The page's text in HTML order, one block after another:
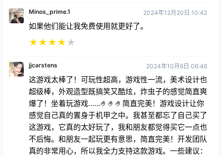
Minos_prime.1 2024年12月20日 10:42
如果他们能让我免费使用就更好了。
★★★★★
jjcarstens 2024年10月6日 06:46
这游戏太棒了！可玩性超高，游戏性一流，美术设计也
超级棒，外观造型既搞笑又酷炫，炸虫子的感觉简直爽
爆了！坐着玩游戏……🤌🤌🤌简直完美！游戏设计让你
感觉自己真的置身于机甲之中。我甚至都忘了自己买了
这游戏，它真的太好玩了，我和朋友都觉得买它一点也
不后悔。和朋友一起玩更有意思，简直完美！开发团队
真的非常用心，所以我全力支持这款游戏。一些建议：